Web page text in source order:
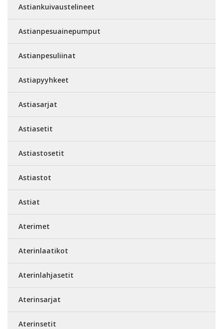
Astiankuivaustelineet
Astianpesuainepumput
Astianpesuliinat
Astiapyyhkeet
Astiasarjat
Astiasetit
Astiastosetit
Astiastot
Astiat
Aterimet
Aterinlaatikot
Aterinlahjasetit
Aterinsarjat
Aterinsetit